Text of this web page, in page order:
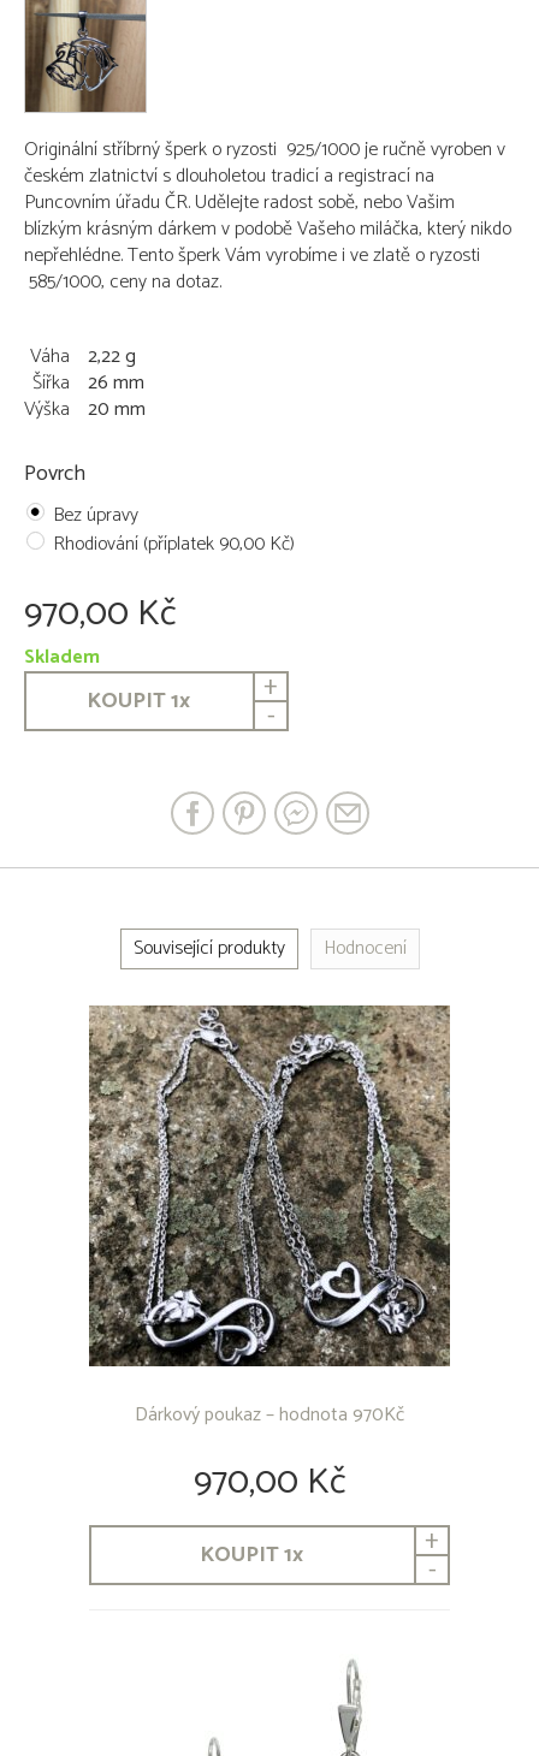
Originální stříbrný šperk o ryzosti 925/1000 je ručně vyroben v
českém zlatnictví s dlouholetou tradicí a registrací na
Puncovním úřadu ČR. Udělejte radost sobě, nebo Vašim
blízkým krásným dárkem v podobě Vašeho miláčka, který nikdo
nepřehlédne. Tento šperk Vám vyrobíme i ve zlatě o ryzosti
585/1000, ceny na dotaz.
Váha 2,22 g
Šířka 26 mm
Výška 20 mm
Povrch
Bez úpravy
Rhodiování (příplatek 90,00 Kč)
970,00 Kč
Skladem
KOUPIT1x +
-
Související produkty Hodnocení
Dárkový poukaz – hodnota 970Kč
970,00 Kč
KOUPIT1x +
-